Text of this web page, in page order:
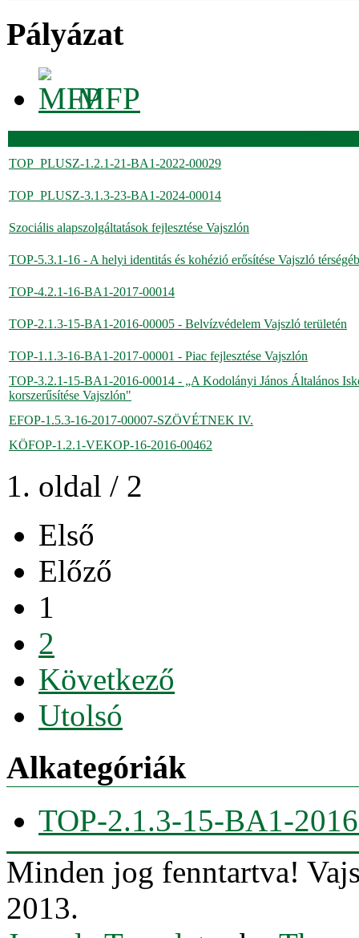
Pályázat
MFP
TOP_PLUSZ-1.2.1-21-BA1-2022-00029
TOP_PLUSZ-3.1.3-23-BA1-2024-00014
Szociális alapszolgáltatások fejlesztése Vajszlón
TOP-5.3.1-16 - A helyi identitás és kohézió erősítése Vajszló
TOP-4.2.1-16-BA1-2017-00014
TOP-2.1.3-15-BA1-2016-00005 - Belvízvédelem Vajszló területén
TOP-1.1.3-16-BA1-2017-00001 - Piac fejlesztése Vajszlón
TOP-3.2.1-15-BA1-2016-00014 - „A Kodolányi János Általános
korszerűsítése Vajszlón"
EFOP-1.5.3-16-2017-00007-SZÖVÉTNEK IV.
KÖFOP-1.2.1-VEKOP-16-2016-00462
1. oldal / 2
Első
Előző
1
2
Következő
Utolsó
Alkategóriák
TOP-2.1.3-15-BA1-
Minden jog fenntartva!
2013.